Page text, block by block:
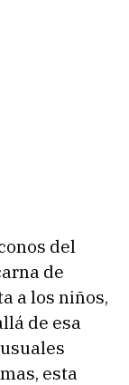
del
de
a los niños,
de esa
esta